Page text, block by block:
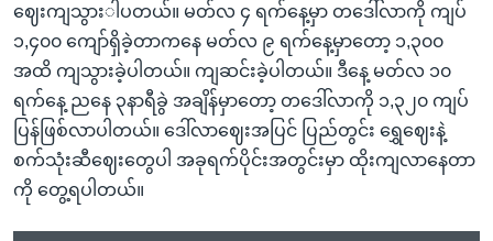
ဈေးကျသွားါပတယ်။ မတ်လ ၄ ရက်နေ့မှာ တဒေါ်လာကို ကျပ်
၁,၄၀၀ ကျော်ရှိခဲ့တာကနေ မတ်လ ၉ ရက်နေ့မှာတော့ ၁,၃၀၀
အထိ ကျသွားခဲ့ပါတယ်။ ကျဆင်းခဲ့ပါတယ်။ ဒီနေ့ မတ်လ ၁၀
ရက်နေ့ ညနေ ၃နာရီခွဲ အချိန်မှာတော့ တဒေါ်လာကို ၁,၃၂၀ ကျပ်
ပြန်ဖြစ်လာပါတယ်။ ဒေါ်လာဈေးအပြင် ပြည်တွင်း ရွှေဈေးနဲ့
စက်သုံးဆီဈေးတွေပါ အခုရက်ပိုင်းအတွင်းမှာ ထိုးကျလာနေတာ
ကို တွေ့ရပါတယ်။